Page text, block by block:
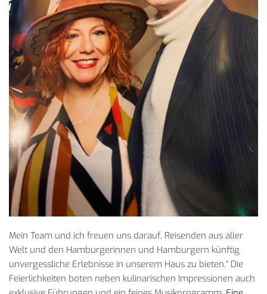
Mein Team und ich freuen uns darauf, Reisenden aus aller
Welt und den Hamburgerinnen und Hamburgern künftig
unvergessliche Erlebnisse in unserem Haus zu bieten.“ Die
Feierlichkeiten boten neben kulinarischen Impressionen auch